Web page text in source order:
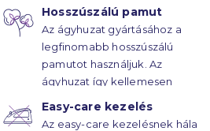
Hosszúszálú pamut
Az ágyhuzat gyártásához a
legfinomabb hosszúszálú
pamutot használjuk. Az
ágyhuzat így kellemesen
Easy-care kezelés
Az easy-care kezelésnek hála